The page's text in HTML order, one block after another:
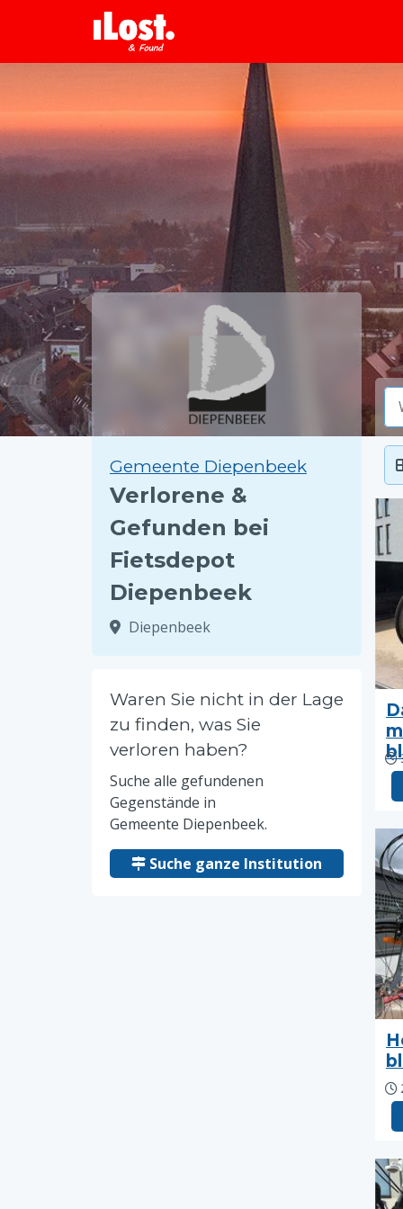
Gemeente Diepenbeek
Verlorene &
Gefunden bei
Fietsdepot
Diepenbeek
Diepenbeek
Waren Sie nicht in der Lage
zu finden, was Sie
verloren haben?
Suche alle gefundenen
Gegenstände in
Gemeente Diepenbeek.
Suche ganze Institution